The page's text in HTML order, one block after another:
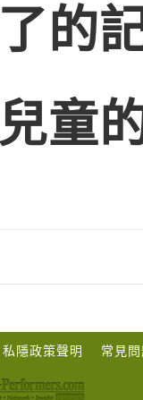
的
童
私隱政策聲明 常見